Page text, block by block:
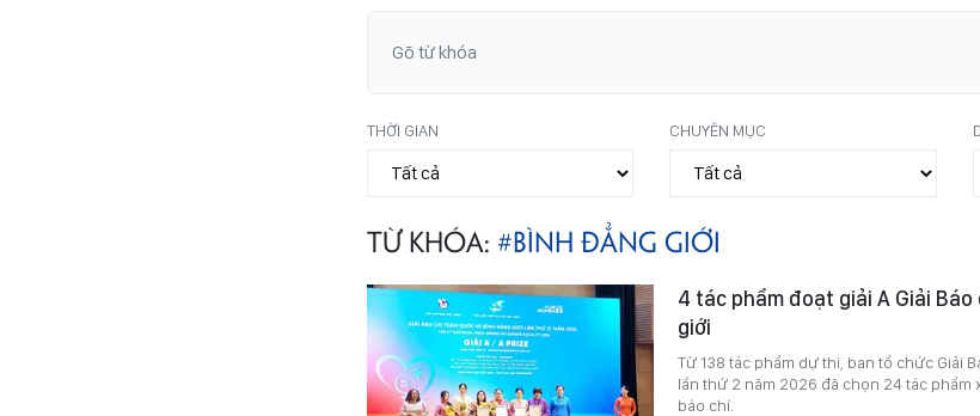
THỜI GIAN CHUYÊN MỤC
TỪ KHÓA: #BÌNH ĐẲNG GIỚI
4 tác phẩm đoạt giải A Giải
giới
Từ 138 tác phẩm dự thi, ban tổ chức Giải
lần thứ 2 năm 2026 đã chọn 24 tác phẩm
báo chí.